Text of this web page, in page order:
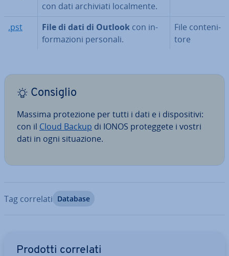
con dati ar­chi­via­ti lo­cal­men­te.
.pst File di dati di Outlook con in­
for­ma­zio­ni personali.
File con­te­ni­
to­re
Consiglio
Massima pro­te­zio­ne per tutti i dati e i di­spo­si­ti­vi:
con il Cloud Backup di IONOS pro­teg­ge­te i vostri
dati in ogni si­tua­zio­ne.
Tag correlati Database
Prodotti correlati